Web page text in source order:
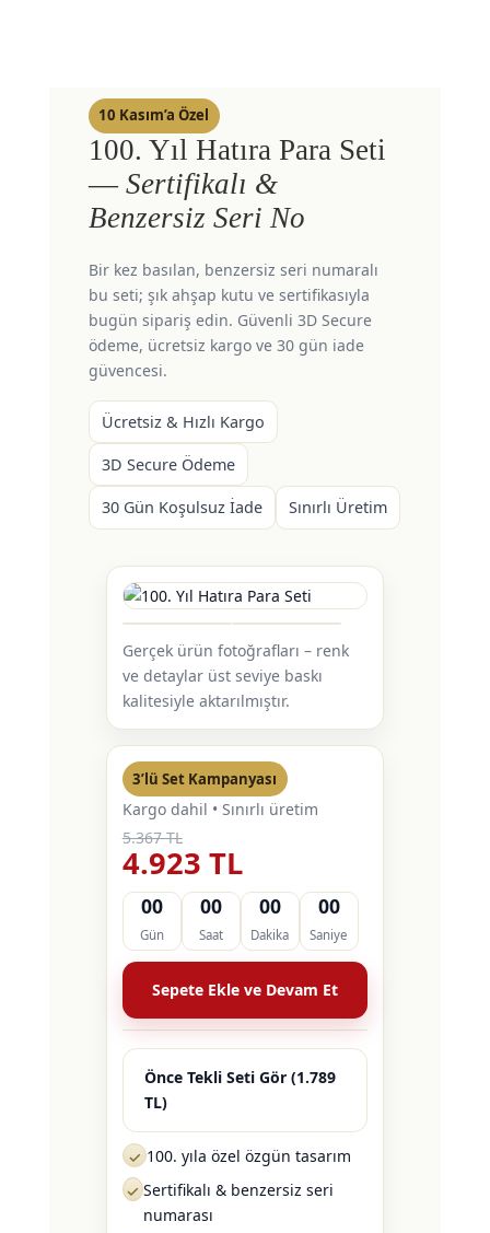
10 Kasım’a Özel
100. Yıl Hatıra Para Seti
— Sertifikalı &
Benzersiz Seri No
Bir kez basılan, benzersiz seri numaralı
bu seti; şık ahşap kutu ve sertifikasıyla
bugün sipariş edin. Güvenli 3D Secure
ödeme, ücretsiz kargo ve 30 gün iade
güvencesi.
Ücretsiz & Hızlı Kargo
3D Secure Ödeme
30 Gün Koşulsuz İade Sınırlı Üretim
Gerçek ürün fotoğrafları – renk
ve detaylar üst seviye baskı
kalitesiyle aktarılmıştır.
3’lü Set Kampanyası
Kargo dahil • Sınırlı üretim
5.367 TL
4.923 TL
00
Gün
00
Saat
00
Dakika
00
Saniye
Sepete Ekle ve Devam Et
Önce Tekli Seti Gör (1.789
TL)
✓ 100. yıla özel özgün tasarım
✓ Sertifikalı & benzersiz seri
numarası